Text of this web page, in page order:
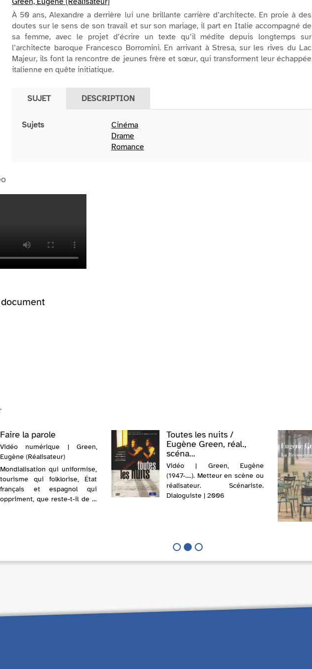
À 50 ans, Alexandre a derrière lui une brillante carrière d’architecte. En proie à des
doutes sur le sens de son travail et sur son mariage, il part en Italie accompagné de
sa femme, avec le projet d’écrire un texte qu’il médite depuis longtemps sur
l’architecte baroque Francesco Borromini. En arrivant à Stresa, sur les rives du Lac
Majeur, ils font la rencontre de jeunes frère et sœur, qui transforment leur échappée
italienne en quête initiatique.
SUJET DESCRIPTION
Sujets
Cinéma
Drame
Romance
Toutes les nuits /
Eugène Green, réal.,
scéna...
Vidéo | Green, Eugène
(1947-....). Metteur en scène ou
réalisateur. Scénariste.
Dialoguiste | 2006
Faire la parole
Vidéo numérique | Green,
Eugène (Réalisateur)
Mondialisation qui uniformise,
tourisme qui folklorise, État
français et espagnol qui
oppriment, que reste-t-il de la